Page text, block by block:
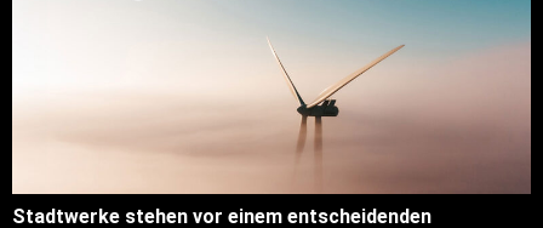
Stadtwerke stehen vor einem entscheidenden